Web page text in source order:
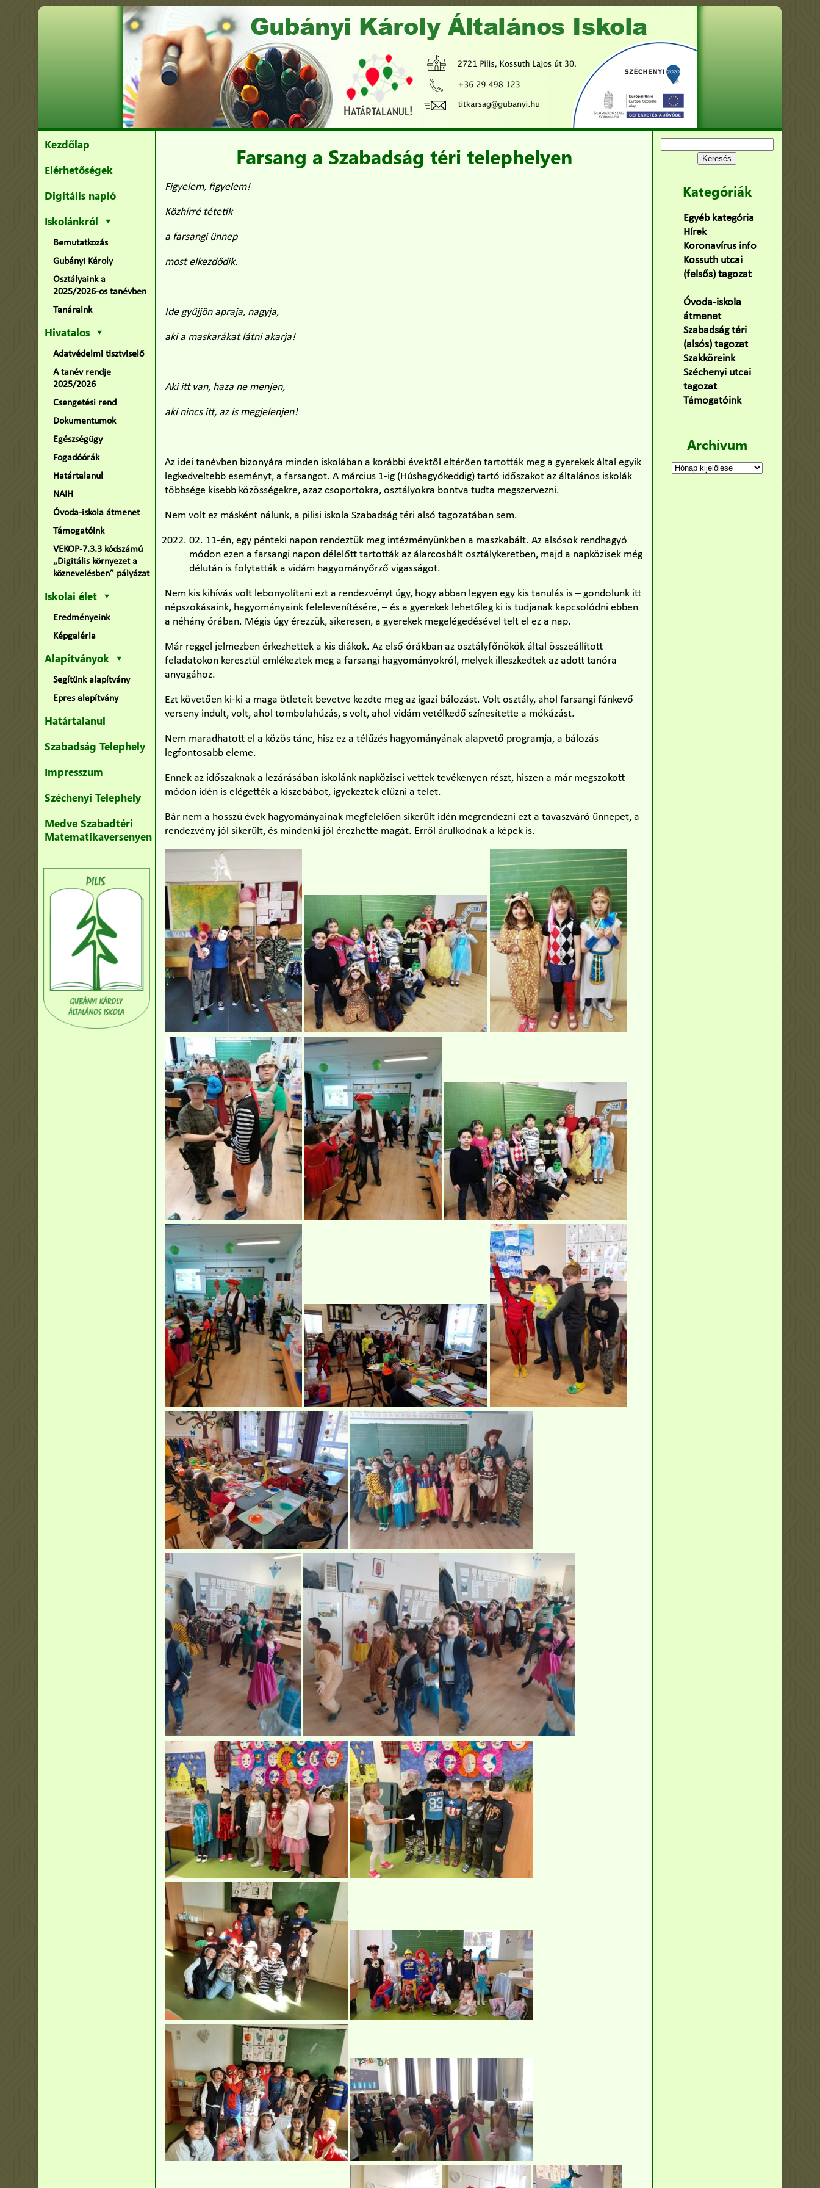
Kezdőlap
Elérhetőségek
Digitális napló
Iskolánkról
Bemutatkozás
Gubányi Károly
Osztályaink a
2025/2026-os tanévben
Tanáraink
Hivatalos
Adatvédelmi tisztviselő
A tanév rendje
2025/2026
Csengetési rend
Dokumentumok
Egészségügy
Fogadóórák
Határtalanul
NAIH
Óvoda-iskola átmenet
Támogatóink
VEKOP-7.3.3 kódszámú
„Digitális környezet a
köznevelésben” pályázat
Iskolai élet
Eredményeink
Képgaléria
Alapítványok
Segítünk alapítvány
Epres alapítvány
Határtalanul
Szabadság Telephely
Impresszum
Széchenyi Telephely
Medve Szabadtéri
Matematikaversenyen
Farsang a Szabadság téri telephelyen
Figyelem, figyelem!
Közhírré tétetik
a farsangi ünnep
most elkezdődik.
Ide gyűjjön apraja, nagyja,
aki a maskarákat látni akarja!
Aki itt van, haza ne menjen,
aki nincs itt, az is megjelenjen!
Az idei tanévben bizonyára minden iskolában a korábbi évektől eltérően tartották meg a gyerekek által egyik
legkedveltebb eseményt, a farsangot. A március 1-ig (Húshagyókeddig) tartó időszakot az általános iskolák
többsége kisebb közösségekre, azaz csoportokra, osztályokra bontva tudta megszervezni.
Nem volt ez másként nálunk, a pilisi iskola Szabadság téri alsó tagozatában sem.
02. 11-én, egy pénteki napon rendeztük meg intézményünkben a maszkabált. Az alsósok rendhagyó
módon ezen a farsangi napon délelőtt tartották az álarcosbált osztálykeretben, majd a napközisek még
délután is folytatták a vidám hagyományőrző vigasságot.
Nem kis kihívás volt lebonyolítani ezt a rendezvényt úgy, hogy abban legyen egy kis tanulás is – gondolunk itt
népszokásaink, hagyományaink felelevenítésére, – és a gyerekek lehetőleg ki is tudjanak kapcsolódni ebben
a néhány órában. Mégis úgy érezzük, sikeresen, a gyerekek megelégedésével telt el ez a nap.
Már reggel jelmezben érkezhettek a kis diákok. Az első órákban az osztályfőnökök által összeállított
feladatokon keresztül emlékeztek meg a farsangi hagyományokról, melyek illeszkedtek az adott tanóra
anyagához.
Ezt követően ki-ki a maga ötleteit bevetve kezdte meg az igazi bálozást. Volt osztály, ahol farsangi fánkevő
verseny indult, volt, ahol tombolahúzás, s volt, ahol vidám vetélkedő színesítette a mókázást.
Nem maradhatott el a közös tánc, hisz ez a télűzés hagyományának alapvető programja, a bálozás
legfontosabb eleme.
Ennek az időszaknak a lezárásában iskolánk napközisei vettek tevékenyen részt, hiszen a már megszokott
módon idén is elégették a kiszebábot, igyekeztek elűzni a telet.
Bár nem a hosszú évek hagyományainak megfelelően sikerült idén megrendezni ezt a tavaszváró ünnepet, a
rendezvény jól sikerült, és mindenki jól érezhette magát. Erről árulkodnak a képek is.
Kategóriák
Egyéb kategória
Hírek(478)
Koronavírus info(2)
Kossuth utcai
(felsős) tagozat
Óvoda-iskola
átmenet(22)
Szabadság téri
(alsós) tagozat(160)
Szakköreink(3)
Széchenyi utcai
tagozat(141)
Támogatóink(9)
Archívum
Archívum